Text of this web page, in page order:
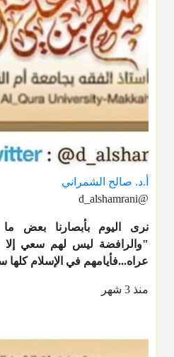
أ.د. صالح الشمراني
@d_alshamrani
نرى اليوم بأبصارنا بعض ما
"والرافضة ليس لهم سعي
عراه...فأيامهم في الإسلام كلها
منذ 3 شهر